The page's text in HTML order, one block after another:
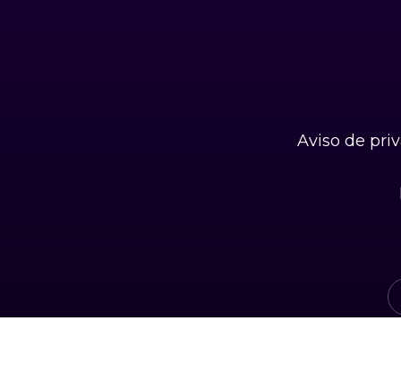
Aviso de